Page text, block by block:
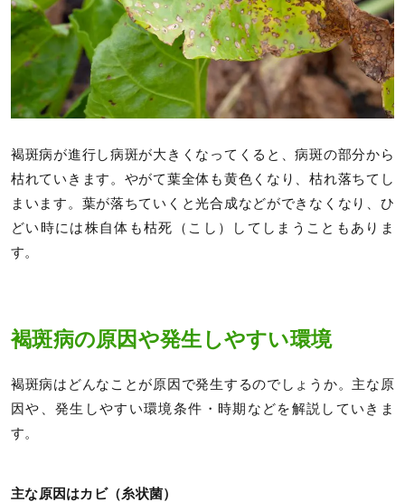
褐斑病が進行し病斑が大きくなってくると、病斑の部分から
枯れていきます。やがて葉全体も黄色くなり、枯れ落ちてし
まいます。葉が落ちていくと光合成などができなくなり、ひ
どい時には株自体も枯死（こし）してしまうこともありま
す。
褐斑病の原因や発生しやすい環境
褐斑病はどんなことが原因で発生するのでしょうか。主な原
因や、発生しやすい環境条件・時期などを解説していきま
す。
主な原因はカビ（糸状菌）